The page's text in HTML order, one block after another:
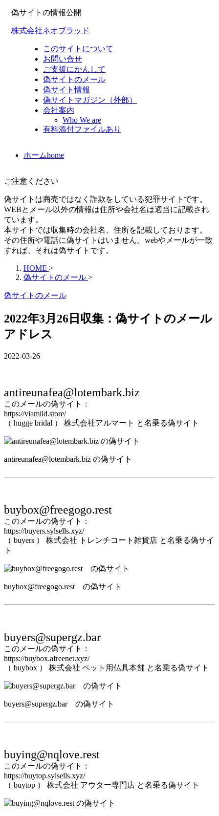
偽サイトの情報公開
株式会社ネオブラッド
このサイトについて
お問い合せ
ご支援にかんして
偽サイトのメール
偽サイト情報
偽サイトマガジン（外部）
会社案内
Who We are
有料添付ファイルあり
ホームhome
ご注意ください
偽サイトは商売ではなく詐欺をしている犯罪サイトです。
WEBとメール以外の情報は住所や会社名は適当に記載され
ています。
本サイトでは収集時の会社名、住所を記載しております。
その住所や電話に偽サイトはいません。webやメールが一致
すれば、それは偽サイトです。
HOME >
偽サイトのメール >
偽サイトのメール
2022年3月26日収集：偽サイトのメール
アドレス
2022-03-26
antireunafea@lotembark.biz
このメールの偽サイト：
https://viamild.store/
（ hugge bridal ） 株式会社アルマート と名乗る偽サイト
antireunafea@lotembark.biz の偽サイト
buybox@freegogo.rest
このメールの偽サイト：
https://buyers.sylsells.xyz/
（ buyers ） 株式会社 トレンチコート雑貨店 と名乗る偽サイ
ト
buybox@freegogo.rest の偽サイト
buyers@supergz.bar
このメールの偽サイト：
https://buybox.afreenet.xyz/
（ buybox ） 株式会社 ペット用仏具本舗 と名乗る偽サイト
buyers@supergz.bar の偽サイト
buying@nqlove.rest
このメールの偽サイト：
https://buytop.sylsells.xyz/
（ buytop ） 株式会社 アウター専門店 と名乗る偽サイト